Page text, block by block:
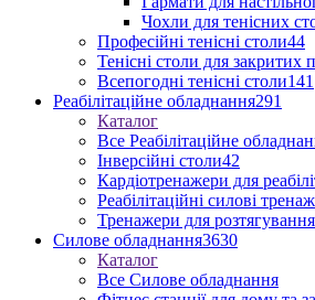
Чохли для тенісних
Професійні тенісні столи44
Тенісні столи для закритих
Всепогодні тенісні столи141
Реабілітаційне обладнання291
Каталог
Все Реабілітаційне
Інверсійні столи42
Кардіотренажери для
Реабілітаційні силові
Тренажери для розтягування
Силове обладнання3630
Каталог
Все Силове обладнання